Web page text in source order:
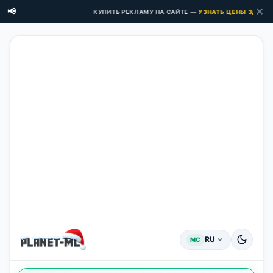
📢 КУПИТЬ РЕКЛАМУ НА САЙТЕ —УЗНАТЬ ЦЕНЫ ЗДЕСЬ →
✕
MC RU